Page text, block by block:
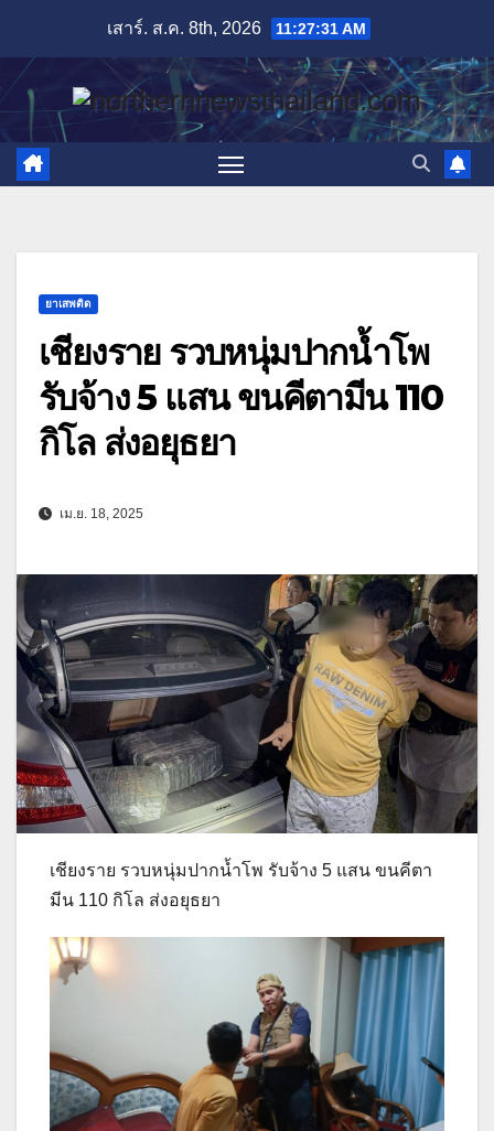
content
เสาร์. ส.ค. 8th, 2026 11:27:33 AM
ยาเสพติด
เชียงราย รวบหนุ่มปากน้ำโพ
รับจ้าง 5 แสน ขนคีตามีน 110
กิโล ส่งอยุธยา
เม.ย. 18, 2025
เชียงราย รวบหนุ่มปากน้ำโพ รับจ้าง 5 แสน ขนคีตา
มีน 110 กิโล ส่งอยุธยา